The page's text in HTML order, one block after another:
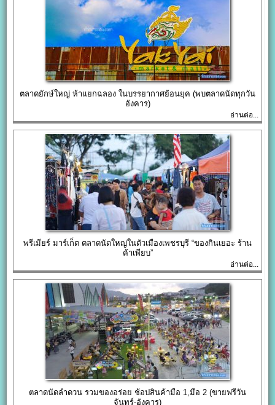
ตลาดยักษ์ใหญ่ ห้าแยกฉลอง ในบรรยากาศย้อนยุค (พบตลาดนัดทุกวัน
อังคาร)
อ่านต่อ...
พรีเมียร์ มาร์เก็ต ตลาดนัดใหญ่ในตัวเมืองเพชรบุรี “ของกินเยอะ ร้าน
ค้าเพียบ”
อ่านต่อ...
ตลาดนัดลำดวน รวมของอร่อย ช้อปสินค้ามือ 1,มือ 2 (ขายฟรีวัน
จันทร์-อังคาร)